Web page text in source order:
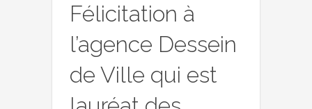
Félicitation à
l’agence Dessein
de Ville qui est